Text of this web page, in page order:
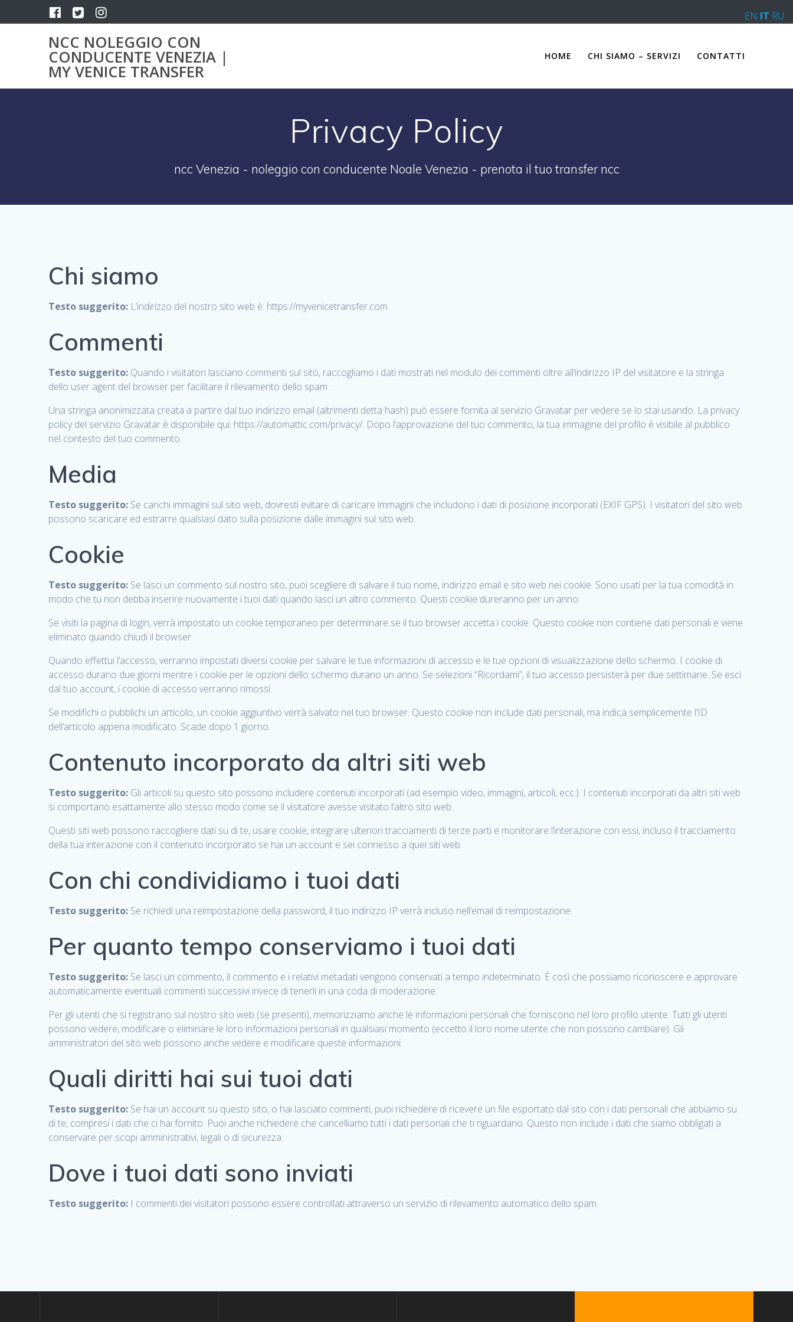
al
NCC NOLEGGIO CON
CONDUCENTE VENEZIA |
MY VENICE TRANSFER
HOME CHI SIAMO – SERVIZI CONTATTI
Privacy Policy
ncc Venezia - noleggio con conducente Noale Venezia - prenota il tuo transfer ncc
Chi siamo
Testo suggerito: L’indirizzo del nostro sito web è: https://myvenicetransfer.com.
Commenti
Testo suggerito: Quando i visitatori lasciano commenti sul sito, raccogliamo i dati mostrati nel modulo dei commenti oltre all’indirizzo IP del visitatore e la stringa
dello user agent del browser per facilitare il rilevamento dello spam.
Una stringa anonimizzata creata a partire dal tuo indirizzo email (altrimenti detta hash) può essere fornita al servizio Gravatar per vedere se lo stai usando. La privacy
policy del servizio Gravatar è disponibile qui: https://automattic.com/privacy/. Dopo l’approvazione del tuo commento, la tua immagine del profilo è visibile al pubblico
nel contesto del tuo commento.
Media
Testo suggerito: Se carichi immagini sul sito web, dovresti evitare di caricare immagini che includono i dati di posizione incorporati (EXIF GPS). I visitatori del sito web
possono scaricare ed estrarre qualsiasi dato sulla posizione dalle immagini sul sito web.
Cookie
Testo suggerito: Se lasci un commento sul nostro sito, puoi scegliere di salvare il tuo nome, indirizzo email e sito web nei cookie. Sono usati per la tua comodità in
modo che tu non debba inserire nuovamente i tuoi dati quando lasci un altro commento. Questi cookie dureranno per un anno.
Se visiti la pagina di login, verrà impostato un cookie temporaneo per determinare se il tuo browser accetta i cookie. Questo cookie non contiene dati personali e viene
eliminato quando chiudi il browser.
Quando effettui l’accesso, verranno impostati diversi cookie per salvare le tue informazioni di accesso e le tue opzioni di visualizzazione dello schermo. I cookie di
accesso durano due giorni mentre i cookie per le opzioni dello schermo durano un anno. Se selezioni “Ricordami”, il tuo accesso persisterà per due settimane. Se esci
dal tuo account, i cookie di accesso verranno rimossi.
Se modifichi o pubblichi un articolo, un cookie aggiuntivo verrà salvato nel tuo browser. Questo cookie non include dati personali, ma indica semplicemente l’ID
dell’articolo appena modificato. Scade dopo 1 giorno.
Contenuto incorporato da altri siti web
Testo suggerito: Gli articoli su questo sito possono includere contenuti incorporati (ad esempio video, immagini, articoli, ecc.). I contenuti incorporati da altri siti web
si comportano esattamente allo stesso modo come se il visitatore avesse visitato l’altro sito web.
Questi siti web possono raccogliere dati su di te, usare cookie, integrare ulteriori tracciamenti di terze parti e monitorare l’interazione con essi, incluso il tracciamento
della tua interazione con il contenuto incorporato se hai un account e sei connesso a quei siti web.
Con chi condividiamo i tuoi dati
Testo suggerito: Se richiedi una reimpostazione della password, il tuo indirizzo IP verrà incluso nell’email di reimpostazione.
Per quanto tempo conserviamo i tuoi dati
Testo suggerito: Se lasci un commento, il commento e i relativi metadati vengono conservati a tempo indeterminato. È così che possiamo riconoscere e approvare
automaticamente eventuali commenti successivi invece di tenerli in una coda di moderazione.
Per gli utenti che si registrano sul nostro sito web (se presenti), memorizziamo anche le informazioni personali che forniscono nel loro profilo utente. Tutti gli utenti
possono vedere, modificare o eliminare le loro informazioni personali in qualsiasi momento (eccetto il loro nome utente che non possono cambiare). Gli
amministratori del sito web possono anche vedere e modificare queste informazioni.
Quali diritti hai sui tuoi dati
Testo suggerito: Se hai un account su questo sito, o hai lasciato commenti, puoi richiedere di ricevere un file esportato dal sito con i dati personali che abbiamo su
di te, compresi i dati che ci hai fornito. Puoi anche richiedere che cancelliamo tutti i dati personali che ti riguardano. Questo non include i dati che siamo obbligati a
conservare per scopi amministrativi, legali o di sicurezza.
Dove i tuoi dati sono inviati
Testo suggerito: I commenti dei visitatori possono essere controllati attraverso un servizio di rilevamento automatico dello spam.
EN IT RU